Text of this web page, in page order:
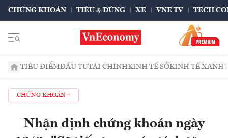
CHỨNG KHOÁN TIÊU & DÙNG XE VNE TV TECH
TIÊU ĐIỂMĐẦU TƯTÀI CHÍNHKINH TẾ SỐKINH TẾ XANH
CHỨNG KHOÁN
Nhận định chứng khoán ngày